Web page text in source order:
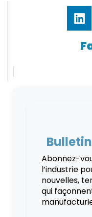
Abonnez-
l’industrie
nouvelles,
qui